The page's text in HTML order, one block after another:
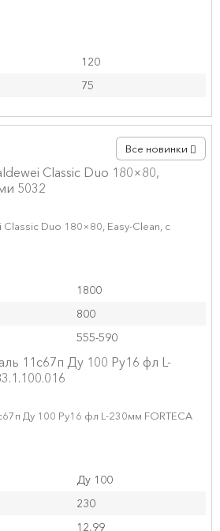
120
75
Все новинки
Classic Duo 180×80, Easy‑Clean, с
1800
800
555-590
Ду 100 Ру16 фл L-230мм FORTECA
Ду 100
230
12,99